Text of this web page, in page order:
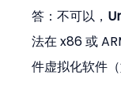
答：不可以，
法在 x86 或
件虚拟化软件